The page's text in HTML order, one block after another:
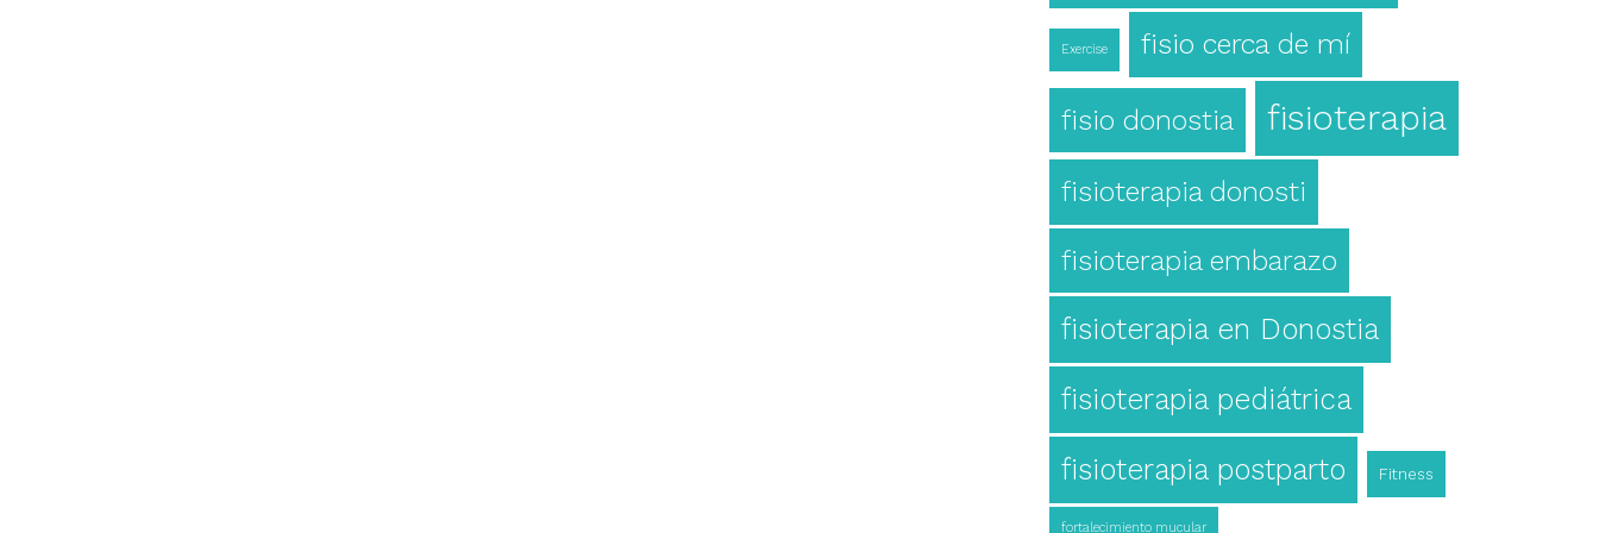
Exercise fisio cerca de mí
fisio donostia fisioterapia
fisioterapia donosti
fisioterapia embarazo
fisioterapia en Donostia
fisioterapia pediátrica
fisioterapia postparto Fitness
fortalecimiento mucular